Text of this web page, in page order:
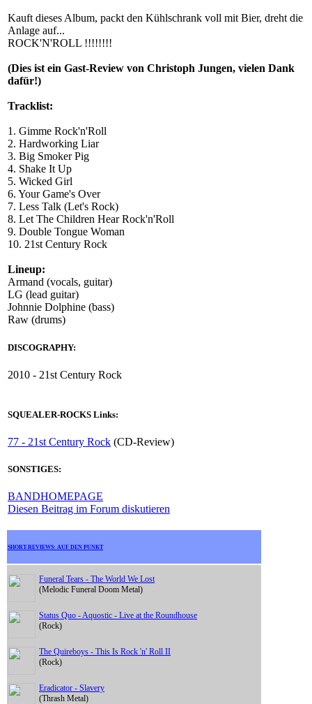
Kauft dieses Album, packt den Kühlschrank voll mit Bier, dreht die
Anlage auf...
ROCK'N'ROLL !!!!!!!!
(Dies ist ein Gast-Review von Christoph Jungen, vielen Dank
dafür!)
Tracklist:
1. Gimme Rock'n'Roll
2. Hardworking Liar
3. Big Smoker Pig
4. Shake It Up
5. Wicked Girl
6. Your Game's Over
7. Less Talk (Let's Rock)
8. Let The Children Hear Rock'n'Roll
9. Double Tongue Woman
10. 21st Century Rock
Lineup:
Armand (vocals, guitar)
LG (lead guitar)
Johnnie Dolphine (bass)
Raw (drums)
DISCOGRAPHY:
2010 - 21st Century Rock
SQUEALER-ROCKS Links:
77 - 21st Century Rock (CD-Review)
SONSTIGES:
BANDHOMEPAGE
Diesen Beitrag im Forum diskutieren
SHORT-REVIEWS: AUF DEN PUNKT
Funeral Tears - The World We Lost
(Melodic Funeral Doom Metal)
Status Quo - Aquostic - Live at the Roundhouse
(Rock)
The Quireboys - This Is Rock 'n' Roll II
(Rock)
Eradicator - Slavery
(Thrash Metal)